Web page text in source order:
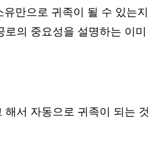
해서 자동으로 귀족이 되는 것